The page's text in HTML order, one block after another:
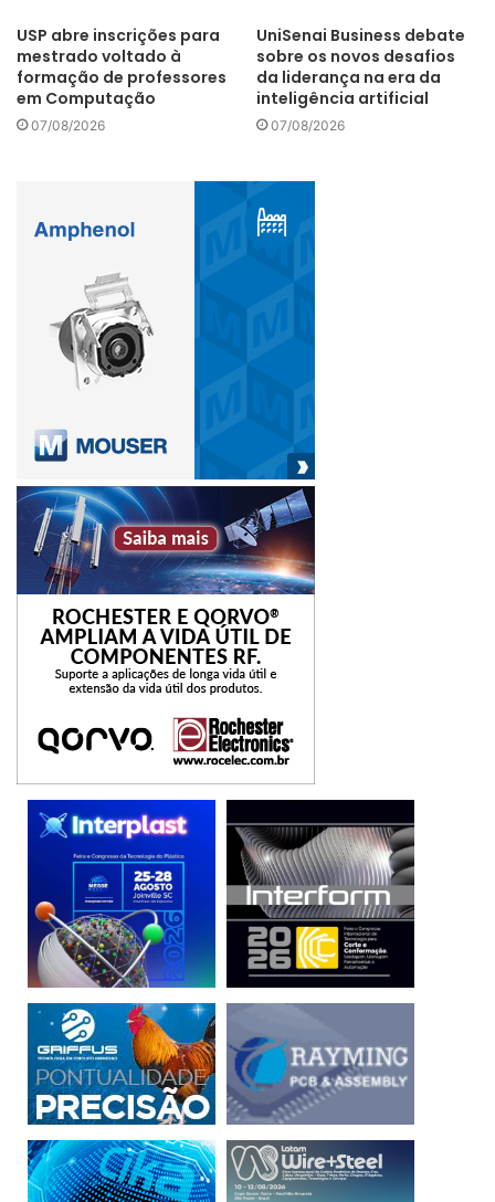
de tecnologia, validação e escalabilidade no Canadá.
Inscrições Elevator Pitch – Andar Gramado
Data: Até 14 de agosto de 2020
Link:https://ccbc.org.br/sp-elevator-pitch/
Regulamento:https://ccbc.org.br/wp-
content/uploads/2020/05/regulamento-oficial-elevator-
pitch-gramado-summit-2020.pdf
Inscrições Elevator Pitch – Etapa final
Data: Até 30 de outubro de 2020
Link:https://ccbc.org.br/sp-elevator-pitch/
Regulamento:https://ccbc.org.br/wp-
content/uploads/2020/05/Regulamento-SPEP-2020.pdf
USP abre inscrições para
mestrado voltado à
formação de professores
em Computação
07/08/2026
UniSenai Business debate
sobre os novos desafios
da liderança na era da
inteligência artificial
07/08/2026